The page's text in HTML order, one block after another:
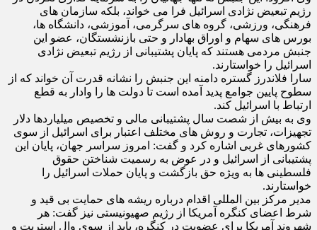
رژیم تبعیض نژادی اسرائیل فرا می خواند، بلکه سازمان های
فرهنگی، ورزشی، گروه های سرگرمی، آموزشی، دانشگاه ها،
بورس های سهام و اوراق بهادار و حتی بازنشستگان، عضو این
جنبش مردمی هستند که پایان پشتیبانی از رژیم تبعیض نژادی
اسرائیل را خواستارند.
سارا فلاندرز گستره دامنه این جنبش را نشانه قدرت آن خواند که از
سطوح پایین جوامع پدید آمده است تا دولت ها را وادار به قطع
ارتباط با اسرائیل کند.
وی به بیش از شصت سال پشتیبانی مالی و تخصیص میلیاردها دلار
تجهیزات، تجارت و روش های مختلف اعتبار برای اسرائیل از سوی
کشورهای غربی اشاره کرد و گفت: امروز سراسر جهان، پایان این
پشتیبانی از اسرائیل و در عوض به رسمیت شناختن حقوق
فلسطینی ها به ویژه حق بازگشت و پایان حملات اسرائیل را
خواستارند.
مدیر مرکز بین المللی اقدام درباره ریشه های حمایت بی قید و
شرط اعضای کنگره آمریکا از رژیم صهیونیستی نیز گفت: هر
شهروند آمریکا برای عضویت در کنگره، باید از سوی وال استریت و